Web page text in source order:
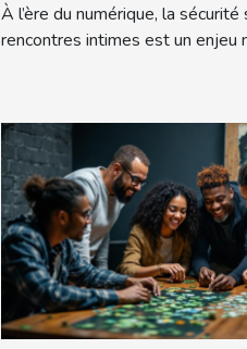
À l’ère du numérique, la
rencontres intimes est un enjeu